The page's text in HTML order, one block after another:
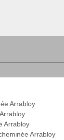
Arrabloy
Arrabloy
Arrabloy